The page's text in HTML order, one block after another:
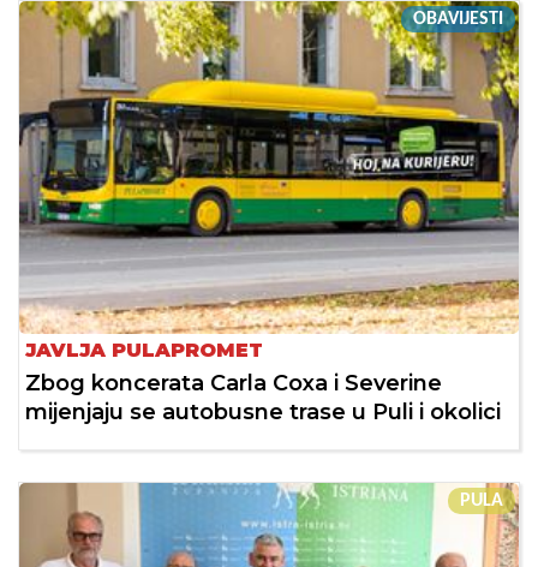
OBAVIJESTI
JAVLJA PULAPROMET
Zbog koncerata Carla Coxa i Severine
mijenjaju se autobusne trase u Puli i okolici
PULA